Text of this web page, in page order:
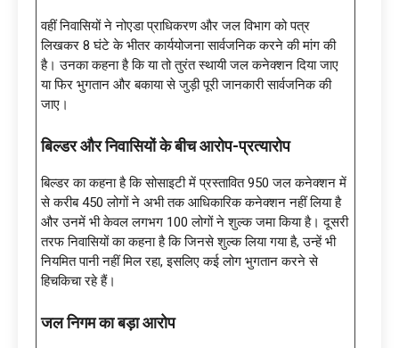
वहीं निवासियों ने नोएडा प्राधिकरण और जल विभाग को पत्र
लिखकर 8 घंटे के भीतर कार्ययोजना सार्वजनिक करने की मांग की
है। उनका कहना है कि या तो तुरंत स्थायी जल कनेक्शन दिया जाए
या फिर भुगतान और बकाया से जुड़ी पूरी जानकारी सार्वजनिक की
जाए।
बिल्डर और निवासियों के बीच आरोप-प्रत्यारोप
बिल्डर का कहना है कि सोसाइटी में प्रस्तावित 950 जल कनेक्शन में
से करीब 450 लोगों ने अभी तक आधिकारिक कनेक्शन नहीं लिया है
और उनमें भी केवल लगभग 100 लोगों ने शुल्क जमा किया है। दूसरी
तरफ निवासियों का कहना है कि जिनसे शुल्क लिया गया है, उन्हें भी
नियमित पानी नहीं मिल रहा, इसलिए कई लोग भुगतान करने से
हिचकिचा रहे हैं।
जल निगम का बड़ा आरोप